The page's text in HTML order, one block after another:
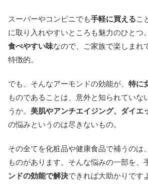
スーパーやコンビニでも手軽に買えるこ
に取り入れやすいところも魅力のひとつ
食べやすい味なので、ご家族で楽しまれ
特徴的。
でも、そんなアーモンドの効能が、 特に
ものであることは、意外と知られていな
うか。 美肌やアンチエイジング、ダイエ
の悩みというのは尽きないもの。
その全てを化粧品や健康食品で補うのは
ものがあります。そんな悩みの一部を、
ンドの効能で解決できれば大助かりです